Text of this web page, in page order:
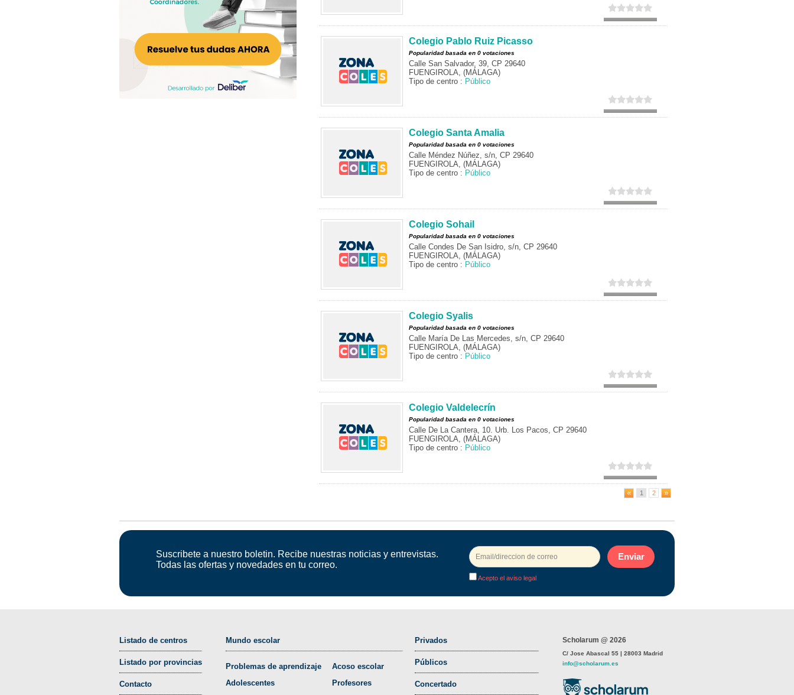
Colegio Pablo Ruiz Picasso
Popularidad basada en 0 votaciones
Calle San Salvador, 39, CP 29640
FUENGIROLA, (MÁLAGA)
Tipo de centro : Público
Colegio Santa Amalia
Popularidad basada en 0 votaciones
Calle Méndez Núñez, s/n, CP 29640
FUENGIROLA, (MÁLAGA)
Tipo de centro : Público
Colegio Sohail
Popularidad basada en 0 votaciones
Calle Condes De San Isidro, s/n, CP 29640
FUENGIROLA, (MÁLAGA)
Tipo de centro : Público
Colegio Syalis
Popularidad basada en 0 votaciones
Calle María De Las Mercedes, s/n, CP 29640
FUENGIROLA, (MÁLAGA)
Tipo de centro : Público
Colegio Valdelecrín
Popularidad basada en 0 votaciones
Calle De La Cantera, 10. Urb. Los Pacos, CP 29640
FUENGIROLA, (MÁLAGA)
Tipo de centro : Público
1 2
Suscribete a nuestro boletin. Recibe nuestras noticias y entrevistas.
Todas las ofertas y novedades en tu correo.
Enviar
Acepto el aviso legal
Listado de centros
Listado por provincias
Contacto
Mundo escolar
Problemas de aprendizaje
Adolescentes
Acoso escolar
Profesores
Privados
Públicos
Concertado
Scholarum @ 2026
C/ Jose Abascal 55 | 28003 Madrid
info@scholarum.es